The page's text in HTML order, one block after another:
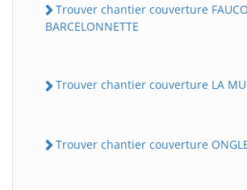
Trouver chantier couverture
BARCELONNETTE
Trouver chantier couverture LA
Trouver chantier couverture